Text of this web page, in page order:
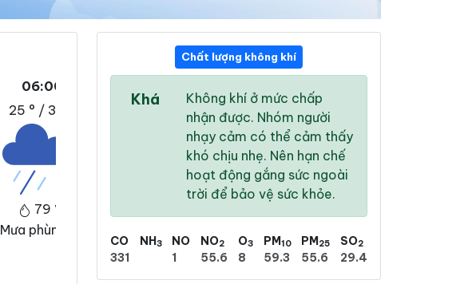
06:00
25 ° / 30 °
79 %
Mưa phùn nhẹ
26 °/
27 ° /
Chất lượng không khí
Khá
Không khí ở mức chấp
nhận được. Nhóm người
nhạy cảm có thể cảm thấy
khó chịu nhẹ. Nên hạn chế
hoạt động gắng sức ngoài
trời để bảo vệ sức khỏe.
CO
331
NH3
NO
1
NO2
55.6
O3
8
PM10
59.3
PM25
55.6
SO2
29.4